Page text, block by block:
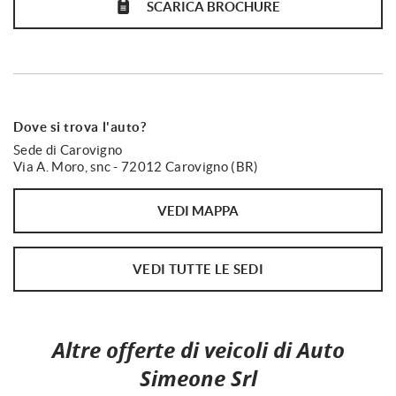
Fari full-LED
Frenata d'emergenza assistita
Freno di stazionamento elettrico
Immobilizzatore elettronico
Interni in pelle
Leve al volante
Luce d'ambiente
SCARICA BROCHURE
Dove si trova l'auto?
Sede di Carovigno
Via A. Moro, snc - 72012 Carovigno (BR)
VEDI MAPPA
VEDI TUTTE LE SEDI
Altre offerte di veicoli di Auto
Simeone Srl